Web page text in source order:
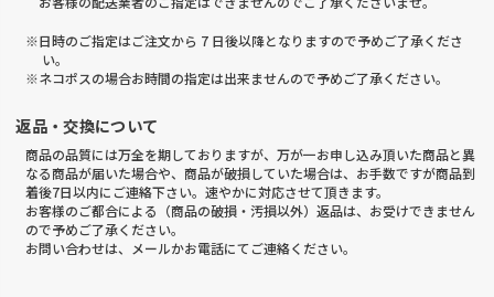
※日時のご指定はご注文から 7 日後以降となりますので予めご了承くださ
い。
※ネコポスの場合お時間の指定は出来ませんので予めご了承ください。
返品・交換について
商品の品質には万全を期しておりますが、万が一お申し込み頂いた商品と異
なる商品が届いた場合や、商品が破損していた場合は、お手数ですが商品到
着後7日以内にご連絡下さい。速やかに対応させて頂きます。
お客様のご都合による（商品の破損・汚損以外）返品は、お受けできません
ので予めご了承ください。
お問い合わせは、メールかお電話にてご連絡ください。